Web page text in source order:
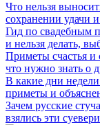
Что нельзя
сохранении удачи
Гид по свадебным
и нельзя делать,
Приметы счастья и
что нужно знать о
В какие дни
приметы и
Зачем русские
взялись эти